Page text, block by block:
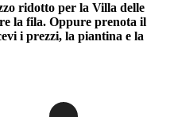
ridotto per la Villa delle
la fila. Oppure prenota il
i prezzi, la piantina e la